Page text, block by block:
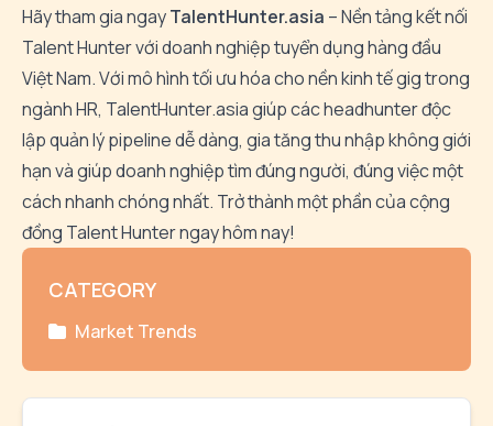
Hãy tham gia ngayTalentHunter.asia – Nền tảng kết nối
Talent Hunter với doanh nghiệp tuyển dụng hàng đầu
Việt Nam. Với mô hình tối ưu hóa cho nền kinh tế gig trong
ngành HR, TalentHunter.asia giúp các headhunter độc
lập quản lý pipeline dễ dàng, gia tăng thu nhập không giới
hạn và giúp doanh nghiệp tìm đúng người, đúng việc một
cách nhanh chóng nhất. Trở thành một phần của cộng
đồng Talent Hunter ngay hôm nay!
CATEGORY
Market Trends